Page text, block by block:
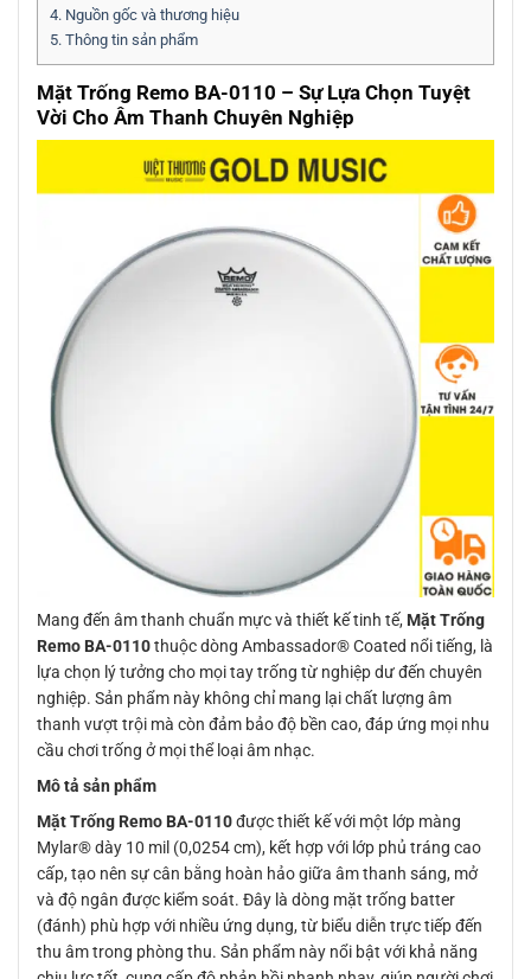
4. Nguồn gốc và thương hiệu
5. Thông tin sản phẩm
Mặt Trống Remo BA-0110 – Sự Lựa Chọn Tuyệt
Vời Cho Âm Thanh Chuyên Nghiệp
Mang đến âm thanh chuẩn mực và thiết kế tinh tế, Mặt Trống
Remo BA-0110thuộc dòng Ambassador® Coated nổi tiếng, là
lựa chọn lý tưởng cho mọi tay trống từ nghiệp dư đến chuyên
nghiệp. Sản phẩm này không chỉ mang lại chất lượng âm
thanh vượt trội mà còn đảm bảo độ bền cao, đáp ứng mọi nhu
cầu chơi trống ở mọi thể loại âm nhạc.
Mô tả sản phẩm
Mặt Trống Remo BA-0110được thiết kế với một lớp màng
Mylar® dày 10 mil (0,0254 cm), kết hợp với lớp phủ tráng cao
cấp, tạo nên sự cân bằng hoàn hảo giữa âm thanh sáng, mở
và độ ngân được kiểm soát. Đây là dòng mặt trống batter
(đánh) phù hợp với nhiều ứng dụng, từ biểu diễn trực tiếp đến
thu âm trong phòng thu. Sản phẩm này nổi bật với khả năng